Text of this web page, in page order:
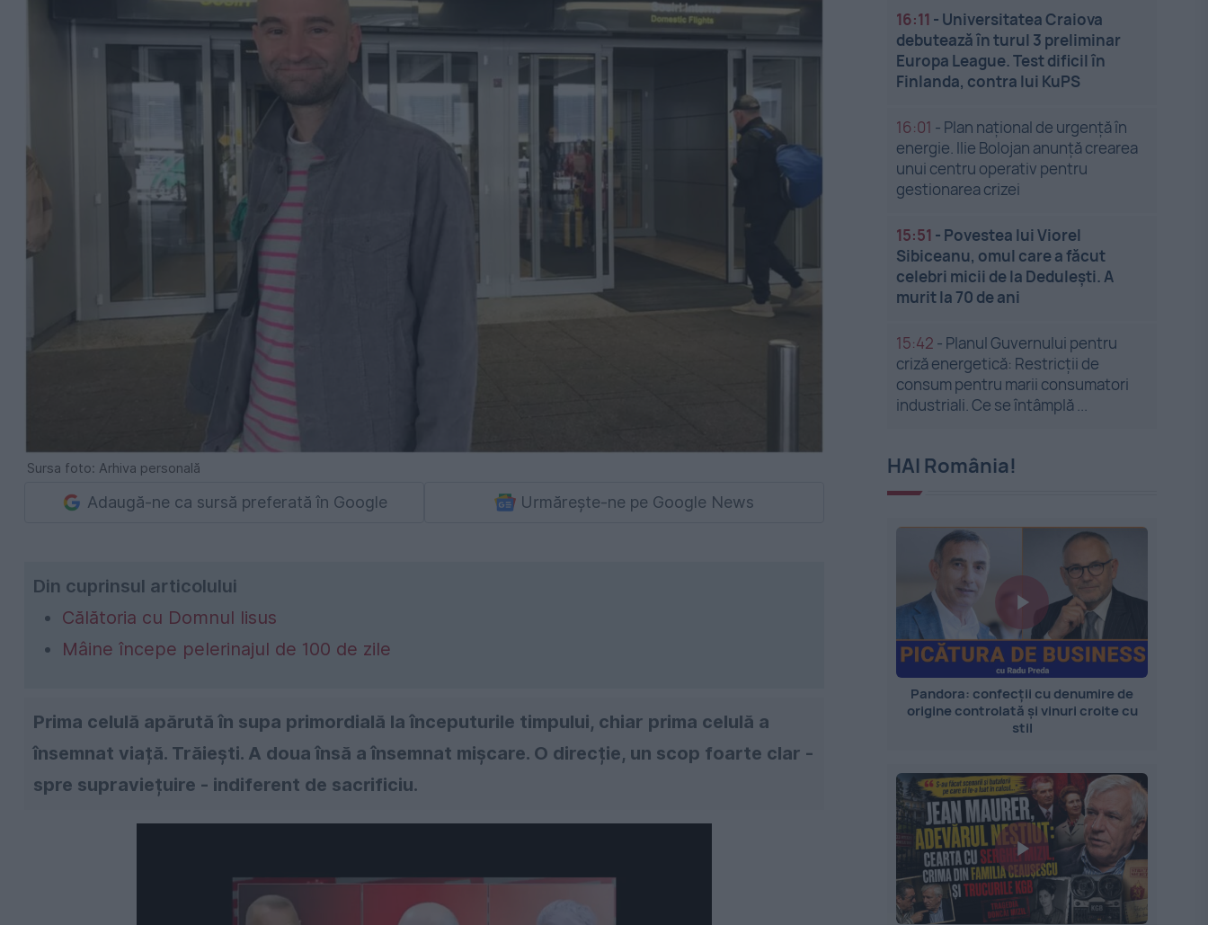
Sursa foto: Arhiva personală
Adaugă-ne ca sursă preferată în Google Urmărește-ne pe Google News
Din cuprinsul articolului
Călătoria cu Domnul Iisus
Mâine începe pelerinajul de 100 de zile
Prima celulă apărută în supa primordială la începuturile timpului, chiar prima celulă a
însemnat viață. Trăiești. A doua însă a însemnat mișcare. O direcție, un scop foarte clar -
spre supraviețuire - indiferent de sacrificiu.
16:11 - Universitatea Craiova
debutează în turul 3 preliminar
Europa League. Test dificil în
Finlanda, contra lui KuPS
16:01 - Plan național de urgență în
energie. Ilie Bolojan anunță crearea
unui centru operativ pentru
gestionarea crizei
15:51 - Povestea lui Viorel
Sibiceanu, omul care a făcut
celebri micii de la Dedulești. A
murit la 70 de ani
15:42 - Planul Guvernului pentru
criză energetică: Restricții de
consum pentru marii consumatori
industriali. Ce se întâmplă ...
HAI România!
Pandora: confecții cu denumire de
origine controlată și vinuri croite cu
stil